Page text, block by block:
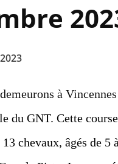
à
du GNT. Cette
13 chevaux, âgés de